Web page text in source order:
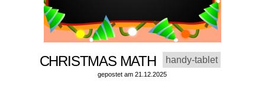
CHRISTMAS MATH handy-tablet
gepostet am 21.12.2025